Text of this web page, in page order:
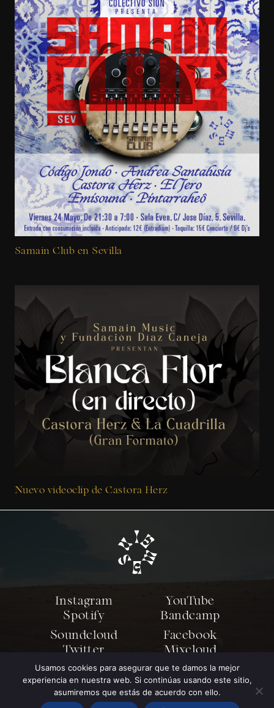
Samain Club en Sevilla
Nuevo videoclip de Castora Herz
Instagram
YouTube
Spotify
Bandcamp
Soundcloud
Facebook
Twitter
Mixcloud
© Samain Music 2024
Política de privacidad
Usamos cookies para asegurar que te damos la mejor
experiencia en nuestra web. Si continúas usando este sitio,
asumiremos que estás de acuerdo con ello.